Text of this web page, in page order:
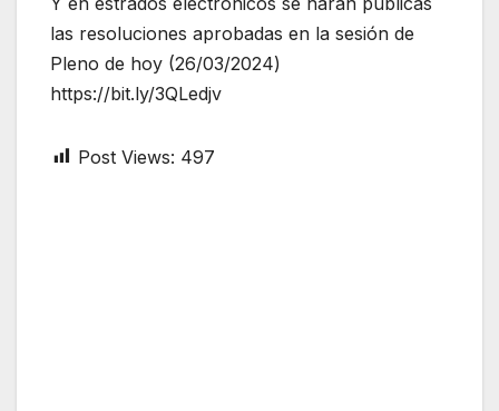
las resoluciones aprobadas en la sesión de
Pleno de hoy (26/03/2024)
https://bit.ly/3QLedjv
Post Views: 497